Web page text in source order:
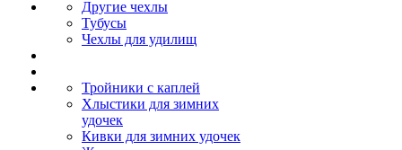
Другие чехлы
Тубусы
Чехлы для удилищ
Тройники с каплей
Хлыстики для зимних
удочек
Кивки для зимних удочек